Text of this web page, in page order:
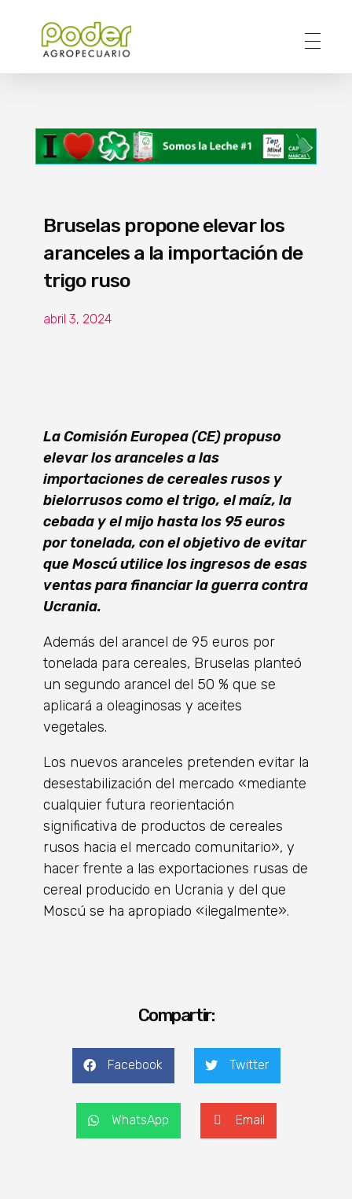
Bruselas propone elevar los
aranceles a la importación de
trigo ruso
abril 3, 2024
La Comisión Europea (CE) propuso
elevar los aranceles a las
importaciones de cereales rusos y
bielorrusos como el trigo, el maíz, la
cebada y el mijo hasta los 95 euros
por tonelada, con el objetivo de evitar
que Moscú utilice los ingresos de esas
ventas para financiar la guerra contra
Ucrania.
Además del arancel de 95 euros por
tonelada para cereales, Bruselas planteó
un segundo arancel del 50 % que se
aplicará a oleaginosas y aceites
vegetales.
Los nuevos aranceles pretenden evitar la
desestabilización del mercado «mediante
cualquier futura reorientación
significativa de productos de cereales
rusos hacia el mercado comunitario», y
hacer frente a las exportaciones rusas de
cereal producido en Ucrania y del que
Moscú se ha apropiado «ilegalmente».
Compartir:
Facebook Twitter
WhatsApp Email